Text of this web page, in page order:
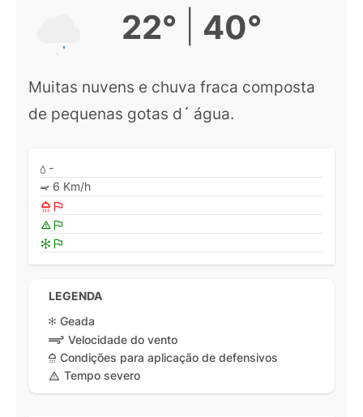
22° 40°
Muitas nuvens e chuva fraca composta
de pequenas gotas d´ água.
-
6 Km/h
LEGENDA
Geada
Velocidade do vento
Condições para aplicação de defensivos
Tempo severo